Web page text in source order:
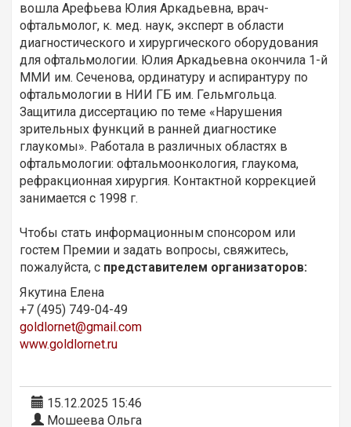
вошла Арефьева Юлия Аркадьевна, врач-
офтальмолог, к. мед. наук, эксперт в области
диагностического и хирургического оборудования
для офтальмологии. Юлия Аркадьевна окончила 1-й
ММИ им. Сеченова, ординатуру и аспирантуру по
офтальмологии в НИИ ГБ им. Гельмгольца.
Защитила диссертацию по теме «Нарушения
зрительных функций в ранней диагностике
глаукомы». Работала в различных областях в
офтальмологии: офтальмоонкология, глаукома,
рефракционная хирургия. Контактной коррекцией
занимается с 1998 г.
Чтобы стать информационным спонсором или
гостем Премии и задать вопросы, свяжитесь,
пожалуйста, с представителем организаторов:
Якутина Елена
+7 (495) 749-04-49
goldlornet@gmail.com
www.goldlornet.ru
15.12.2025 15:46
Мошеева Ольга